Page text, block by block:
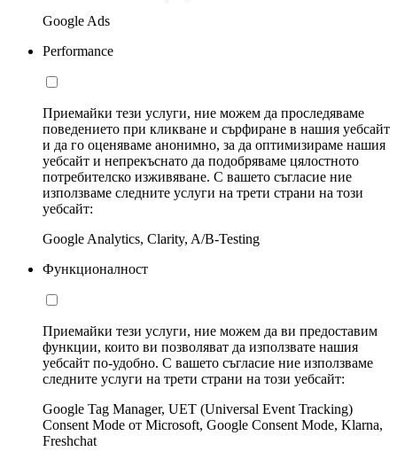
Google Ads
Performance
Приемайки тези услуги, ние можем да проследяваме
поведението при кликване и сърфиране в нашия уебсайт
и да го оценяваме анонимно, за да оптимизираме нашия
уебсайт и непрекъснато да подобряваме цялостното
потребителско изживяване. С вашето съгласие ние
използваме следните услуги на трети страни на този
уебсайт:
Google Analytics, Clarity, A/B-Testing
Функционалност
Приемайки тези услуги, ние можем да ви предоставим
функции, които ви позволяват да използвате нашия
уебсайт по-удобно. С вашето съгласие ние използваме
следните услуги на трети страни на този уебсайт:
Google Tag Manager, UET (Universal Event Tracking)
Consent Mode от Microsoft, Google Consent Mode, Klarna,
Freshchat